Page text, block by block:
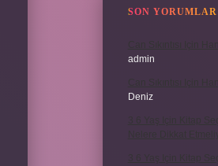
SON YORUMLAR
admin
Deniz